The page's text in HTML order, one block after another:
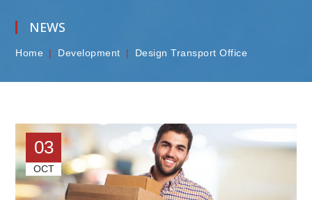
NEWS
Home Development Design Transport Office
03
OCT